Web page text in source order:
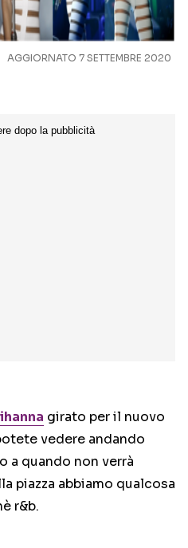
AGGIORNATO 7 SETTEMBRE 2020
girato per il nuovo
vedere andando
a quando non verrà
piazza abbiamo qualcosa
r&b.